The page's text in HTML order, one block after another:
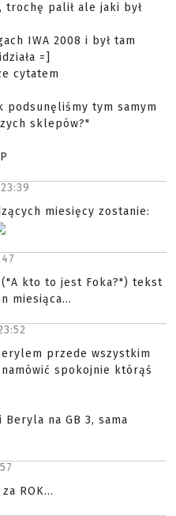
trochę palił ale jaki był
IWA 2008 i był tam
=]
cytatem
podsunęliśmy tym samym
sklepów?"
23:39
miesięcy zostanie:
kto to jest Foka?") tekst
miesiąca...
przede wszystkim
namówić spokojnie którąś
na GB 3, sama
ROK...